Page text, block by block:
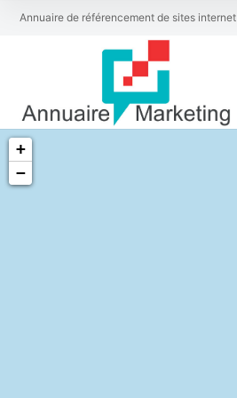
Annuaire de référencement de sites internet
+
−